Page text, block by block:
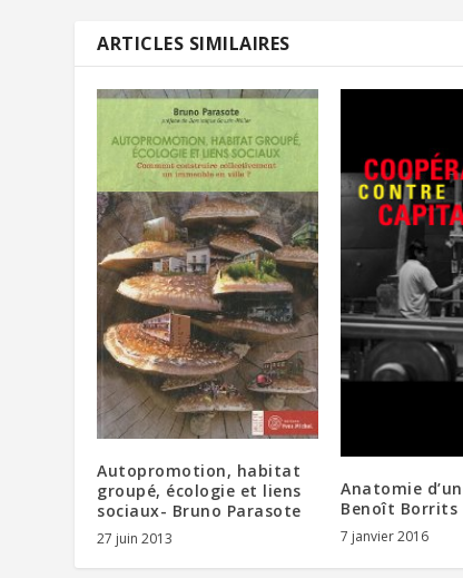
ARTICLES SIMILAIRES
Autopromotion, habitat
groupé, écologie et liens
sociaux- Bruno Parasote
27 juin 2013
Anatomie
Benoît Borrits
7 janvier 2016